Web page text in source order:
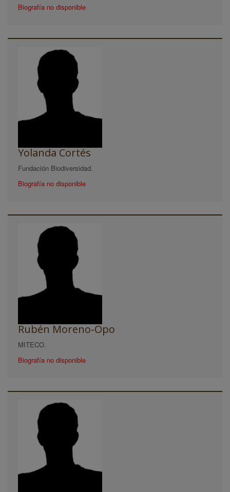
Biografía no disponible
Yolanda Cortés
Fundación Biodiversidad.
Biografía no disponible
Rubén Moreno-Opo
MITECO.
Biografía no disponible